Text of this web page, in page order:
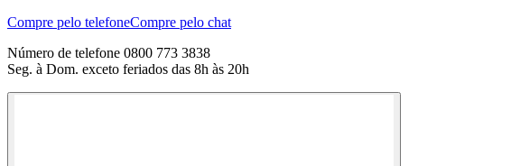
Compre pelo telefoneCompre pelo chat
Número de telefone 0800 773 3838
Seg. à Dom. exceto feriados das 8h às 20h